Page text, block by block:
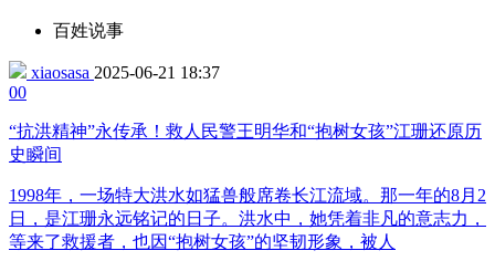
百姓说事
xiaosasa 2025-06-21 18:37
00
“抗洪精神”永传承！救人民警王明华和“抱树女孩”江珊还原历
史瞬间
1998年，一场特大洪水如猛兽般席卷长江流域。那一年的8月2
日，是江珊永远铭记的日子。洪水中，她凭着非凡的意志力，
等来了救援者，也因“抱树女孩”的坚韧形象，被人